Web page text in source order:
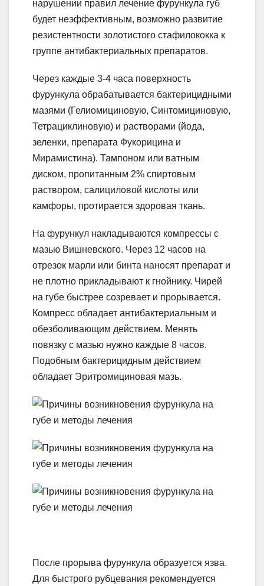
нарушении правил лечение фурункула губ
будет неэффективным, возможно развитие
резистентности золотистого стафилококка к
группе антибактериальных препаратов.
Через каждые 3-4 часа поверхность
фурункула обрабатывается бактерицидными
мазями (Гелиомициновую, Синтомициновую,
Тетрациклиновую) и растворами (йода,
зеленки, препарата Фукорицина и
Мирамистина). Тампоном или ватным
диском, пропитанным 2% спиртовым
раствором, салициловой кислоты или
камфоры, протирается здоровая ткань.
На фурункул накладываются компрессы с
мазью Вишневского. Через 12 часов на
отрезок марли или бинта наносят препарат и
не плотно прикладывают к гнойнику. Чирей
на губе быстрее созревает и прорывается.
Компресс обладает антибактериальным и
обезболивающим действием. Менять
повязку с мазью нужно каждые 8 часов.
Подобным бактерицидным действием
обладает Эритромициновая мазь.
После прорыва фурункула образуется язва.
Для быстрого рубцевания рекомендуется